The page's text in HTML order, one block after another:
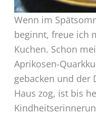
Wenn im
beginnt, freue ich
Kuchen. Schon
Aprikosen-
gebacken und der
Haus zog, ist bis